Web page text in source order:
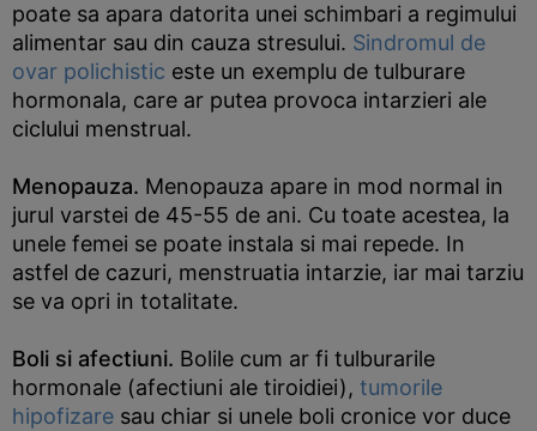
poate sa apara datorita unei schimbari a regimului
alimentar sau din cauza stresului. Sindromul de
ovar polichistic este un exemplu de tulburare
hormonala, care ar putea provoca intarzieri ale
ciclului menstrual.
Menopauza. Menopauza apare in mod normal in
jurul varstei de 45-55 de ani. Cu toate acestea, la
unele femei se poate instala si mai repede. In
astfel de cazuri, menstruatia intarzie, iar mai tarziu
se va opri in totalitate.
Boli si afectiuni. Bolile cum ar fi tulburarile
hormonale (afectiuni ale tiroidiei), tumorile
hipofizare sau chiar si unele boli cronice vor duce